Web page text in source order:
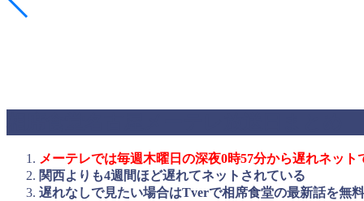
メーテレでは毎週木曜日の深夜0時57分から遅れネット
関西よりも4週間ほど遅れてネットされている
遅れなしで見たい場合はTverで相席食堂の最新話を無